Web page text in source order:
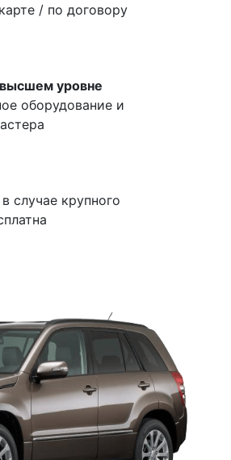
/ по договору
уровне
оборудование и
случае крупного